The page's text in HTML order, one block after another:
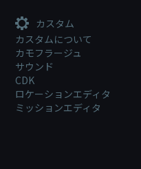
カスタム
カスタムについて
カモフラージュ
サウンド
CDK
ロケーションエディタ
ミッションエディタ